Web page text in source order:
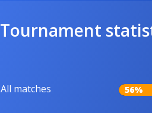
Tournament
All matches 56%